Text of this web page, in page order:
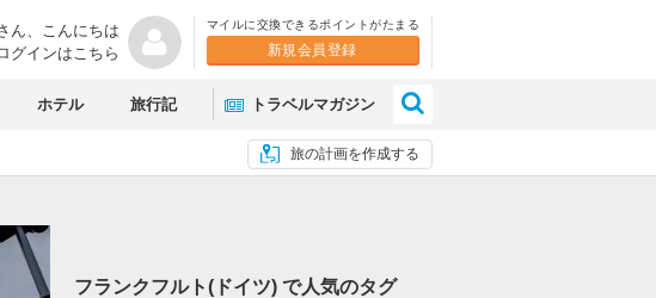
ん、
こんにちは
グインはこちら
マイルに交換できるポイントがたまる
新規会員登録
ホテル 旅行記 トラベルマガジン
旅の計画を作成する
フランクフルト(ドイツ) で人気のタグ